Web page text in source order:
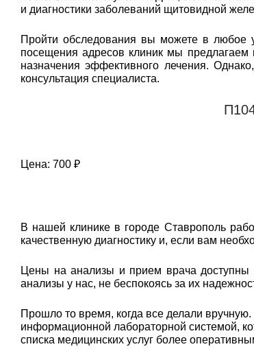
и диагностики заболеваний щитовидной
Пройти обследования вы можете в любое
посещения адресов клиник мы предлагаем
назначения эффективного лечения.
консультация специалиста.
Цена: 700 ₽
В нашей клинике в городе Ставрополь
качественную диагностику и, если вам
Цены на анализы и прием врача доступны
анализы у нас, не беспокоясь за их
Прошло то время, когда все делали
информационной лабораторной системой,
списка медицинских услуг более